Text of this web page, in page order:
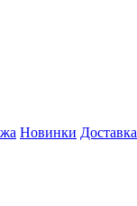
Новинки Доставка